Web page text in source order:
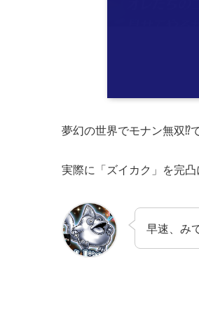
夢幻の世界でモナン無双⁉
実際に「ズイカク」を完
早速、み